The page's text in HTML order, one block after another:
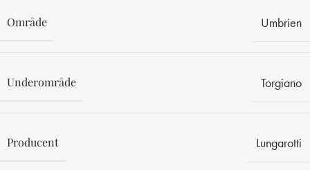
Område Umbrien
Underområde Torgiano
Producent Lungarotti